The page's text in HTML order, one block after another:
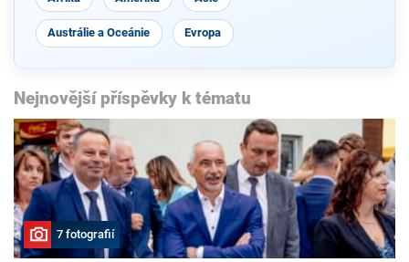
Austrálie a Oceánie Evropa
Nejnovější příspěvky k tématu
7 fotografií